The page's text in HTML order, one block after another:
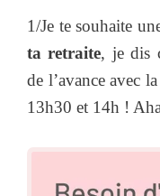
1/Je te souhaite
ta retraite, je dis
de l’avance avec
13h30 et 14h !